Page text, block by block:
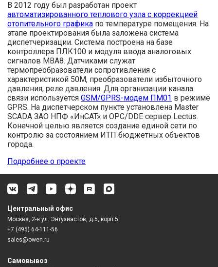
В 2012 году был разработан проект
автоматизированного теплового узла с коррекцией
отопительного графика по температуре помещения. На
этапе проектирования была заложена система
диспетчеризации. Система построена на базе
контроллера ПЛК100 и модуля ввода аналоговых
сигналов МВА8. Датчиками служат
термопреобразователи сопротивления с
характеристикой 50М, преобразователи избыточного
давления, реле давления. Для организации канала
связи используется GSM/GPRS-модем ПМ01 в режиме
GPRS. На диспетчерском пункте установлена Master
SCADA ЗАО НПФ «ИнСAT» и OPC/DDE сервер Lectus.
Конечной целью является создание единой сети по
контролю за состоянием ИТП бюджетных объектов
города.
Подробнее о проекте
Центральный офис
Москва, 2-я ул. Энтузиастов, д.5, корп.5
+7 (495) 64-111-56
sales@owen.ru
Самовывоз